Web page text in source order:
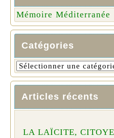
Mémoire Méditerranée
Catégories
Articles récents
LA LAÏCITE,